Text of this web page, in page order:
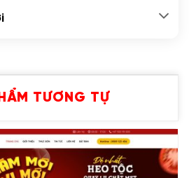
TƯƠNG TỰ